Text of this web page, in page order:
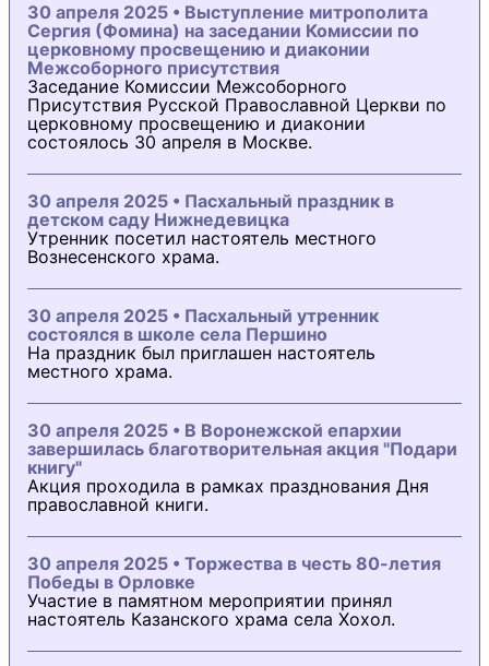
30 апреля 2025 • Выступление митрополита
Сергия (Фомина) на заседании Комиссии по
церковному просвещению и диаконии
Межсоборного присутствия
Заседание Комиссии Межсоборного
Присутствия Русской Православной Церкви по
церковному просвещению и диаконии
состоялось 30 апреля в Москве.
30 апреля 2025 • Пасхальный праздник в
детском саду Нижнедевицка
Утренник посетил настоятель местного
Вознесенского храма.
30 апреля 2025 • Пасхальный утренник
состоялся в школе села Першино
На праздник был приглашен настоятель
местного храма.
30 апреля 2025 • В Воронежской епархии
завершилась благотворительная акция "Подари
книгу"
Акция проходила в рамках празднования Дня
православной книги.
30 апреля 2025 • Торжества в честь 80-летия
Победы в Орловке
Участие в памятном мероприятии принял
настоятель Казанского храма села Хохол.